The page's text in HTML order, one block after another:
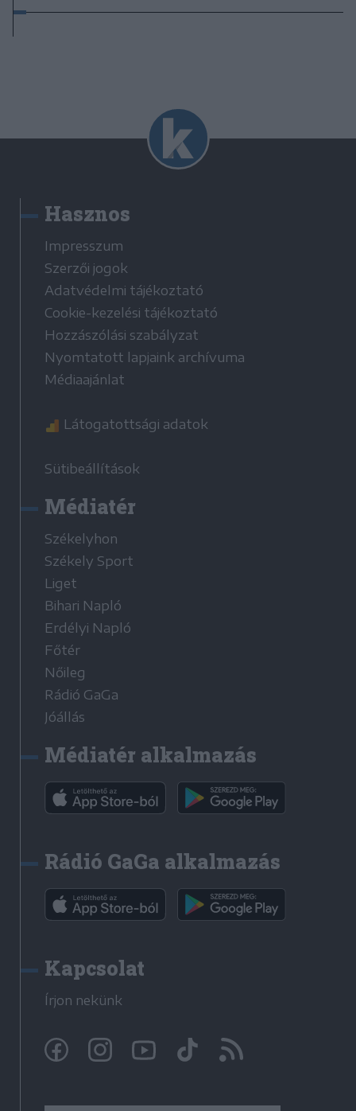
Hasznos
Impresszum
Szerzői jogok
Adatvédelmi tájékoztató
Cookie-kezelési tájékoztató
Hozzászólási szabályzat
Nyomtatott lapjaink archívuma
Médiaajánlat
Látogatottsági adatok
Sütibeállítások
Médiatér
Székelyhon
Székely Sport
Liget
Bihari Napló
Erdélyi Napló
Főtér
Nőileg
Rádió GaGa
Jóállás
Médiatér alkalmazás
Rádió GaGa alkalmazás
Kapcsolat
Írjon nekünk